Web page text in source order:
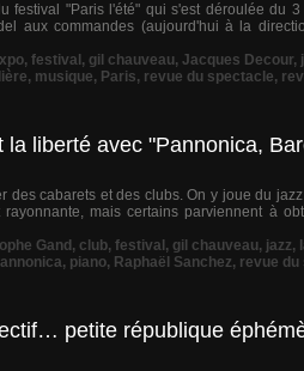
festival "Paris l'été" qui s'est déroulée du
aux commandes (aujourd'hui à la
, festival , gil chauveau, Jacques Decour,
, musique, Paris, revue du spectacle,
liberté avec "Pannonica,
des cabarets et des clubs. On y joue du
mais certains parviennent à
Gand , club, festival , gil chauveau, jazz,
, piano, Raphaël Sanchez, revue du
petite république